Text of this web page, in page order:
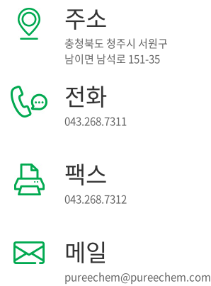
주소
주소
충청북도 청주시 서원구
남이면 남석로 151-35
전화
043.268.7311
팩스
043.268.7312
메일
pureechem@pureechem.com